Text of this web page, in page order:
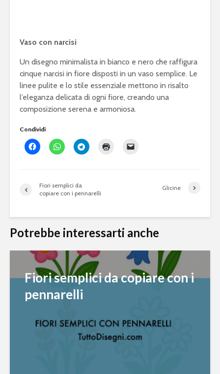
Vaso con narcisi
Un disegno minimalista in bianco e nero che raffigura
cinque narcisi in fiore disposti in un vaso semplice. Le
linee pulite e lo stile essenziale mettono in risalto
l’eleganza delicata di ogni fiore, creando una
composizione serena e armoniosa.
Condividi
Fiori semplici da
copiare con i pennarelli
Glicine
Potrebbe interessarti anche
Fiori semplici da copiare con i
pennarelli